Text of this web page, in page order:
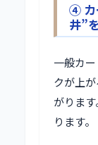
④ カ
井”
一般カ
クが上
がりま
ります。